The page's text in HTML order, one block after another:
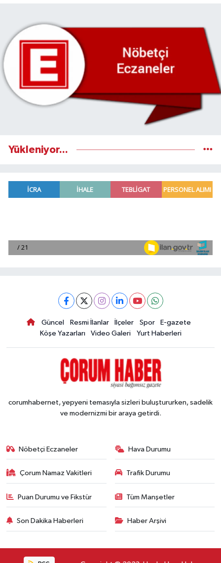
Yükleniyor...
Güncel Resmi İlanlar İlçeler Spor
E-gazete
Köşe Yazarları
Video Galeri Yurt Haberleri
corumhabernet, yepyeni temasıyla sizleri buluştururken, sadelik
ve modernizmi bir araya getirdi.
Nöbetçi Eczaneler Hava Durumu
Çorum Namaz Vakitleri Trafik Durumu
Puan Durumu ve Fikstür Tüm Manşetler
Son Dakika Haberleri Haber Arşivi